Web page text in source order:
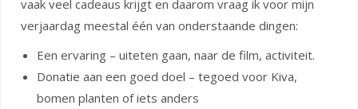
vaak veel cadeaus krijgt en daarom vraag ik voor mijn
verjaardag meestal één van onderstaande dingen:
Een ervaring – uiteten gaan, naar de film, activiteit.
Donatie aan een goed doel – tegoed voor Kiva,
bomen planten of iets anders